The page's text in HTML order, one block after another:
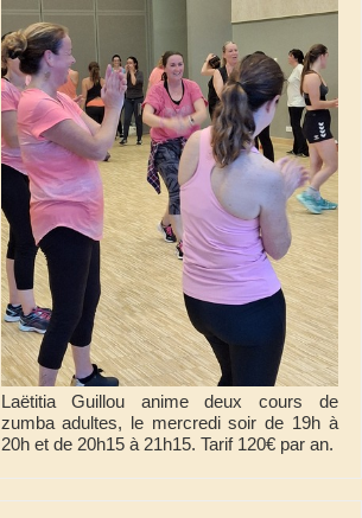
Laëtitia Guillou anime deux cours de
zumba adultes, le mercredi soir de 19h à
20h et de 20h15 à 21h15. Tarif 120€ par an.